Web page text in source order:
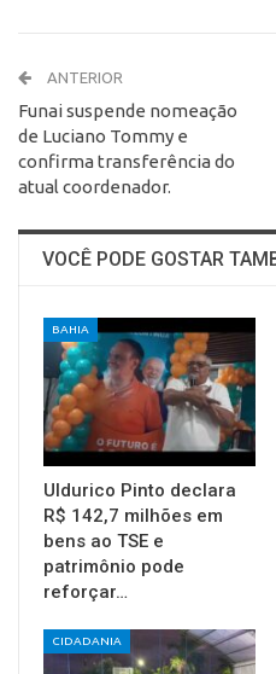
ANTERIOR
Funai suspende nomeação
de Luciano Tommy e
confirma transferência do
atual coordenador.
VOCÊ PODE GOSTAR
BAHIA
Uldurico Pinto declara
R$ 142,7 milhões em
bens ao TSE e
patrimônio pode
reforçar…
CIDADANIA